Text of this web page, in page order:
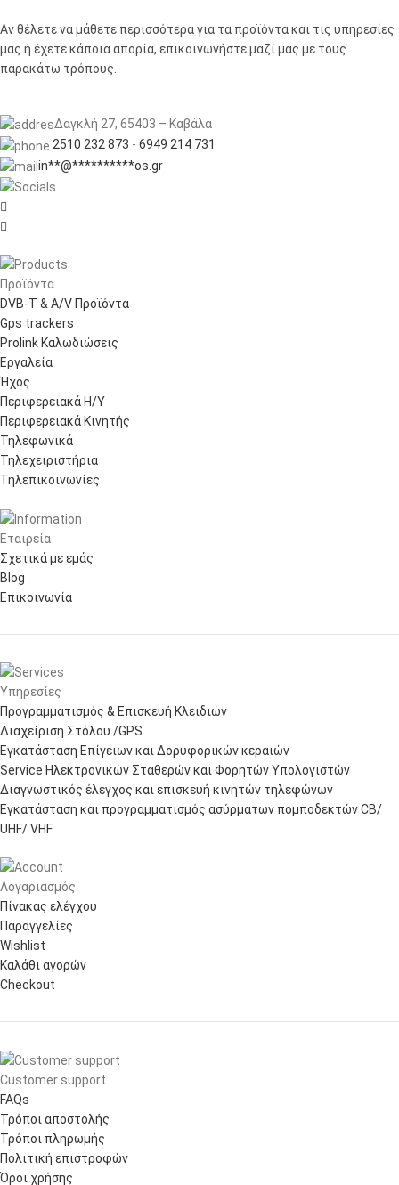
Αν θέλετε να μάθετε περισσότερα για τα προϊόντα και τις υπηρεσίες
μας ή έχετε κάποια απορία, επικοινωνήστε μαζί μας με τους
παρακάτω τρόπους.
Δαγκλή 27, 65403 – Καβάλα
2510 232 873 - 6949 214 731
in**@**********os.gr


Προϊόντα
DVB-T & A/V Προϊόντα
Gps trackers
Prolink Καλωδιώσεις
Εργαλεία
Ήχος
Περιφερειακά Η/Υ
Περιφερειακά Κινητής
Τηλεφωνικά
Τηλεχειριστήρια
Τηλεπικοινωνίες
Εταιρεία
Σχετικά με εμάς
Blog
Επικοινωνία
Υπηρεσίες
Προγραμματισμός & Επισκευή Κλειδιών
Διαχείριση Στόλου /GPS
Εγκατάσταση Επίγειων και Δορυφορικών κεραιών
Service Ηλεκτρονικών Σταθερών και Φορητών Υπολογιστών
Διαγνωστικός έλεγχος και επισκευή κινητών τηλεφώνων
Εγκατάσταση και προγραμματισμός ασύρματων πομποδεκτών CB/
UHF/ VHF
Λογαριασμός
Πίνακας ελέγχου
Παραγγελίες
Wishlist
Καλάθι αγορών
Checkout
Customer support
FAQs
Τρόποι αποστολής
Τρόποι πληρωμής
Πολιτική επιστροφών
Όροι χρήσης